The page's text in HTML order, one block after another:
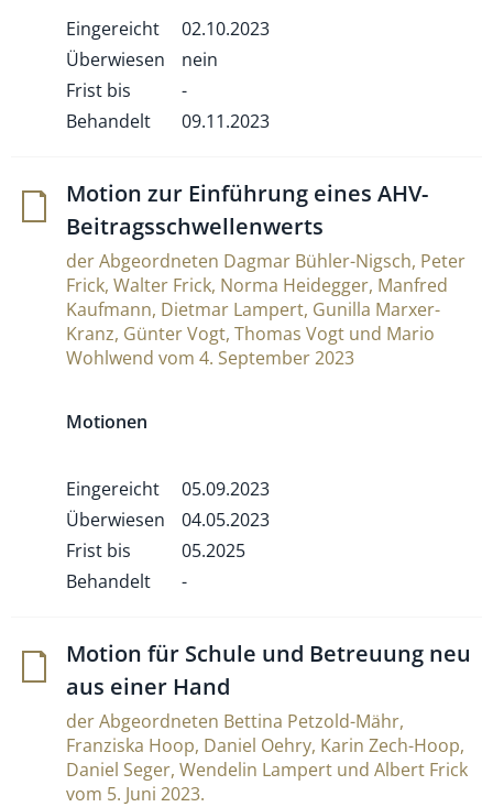
Eingereicht
02.10.2023
Überwiesen
nein
Frist bis
-
Behandelt
09.11.2023
Motion zur Ein­füh­rung eines AHV-
Beitragsschwellenwerts
der Abgeordneten Dagmar Bühler-Nigsch, Peter
Frick, Walter Frick, Norma Heidegger, Manfred
Kaufmann, Dietmar Lampert, Gunilla Marxer-
Kranz, Günter Vogt, Thomas Vogt und Mario
Wohlwend vom 4. September 2023
Motionen
Eingereicht
05.09.2023
Überwiesen
04.05.2023
Frist bis
05.2025
Behandelt
-
Motion für Schule und Betreuung neu
aus einer Hand
der Abgeordneten Bettina Petzold-Mähr,
Franziska Hoop, Daniel Oehry, Karin Zech-Hoop,
Daniel Seger, Wendelin Lampert und Albert Frick
vom 5. Juni 2023.